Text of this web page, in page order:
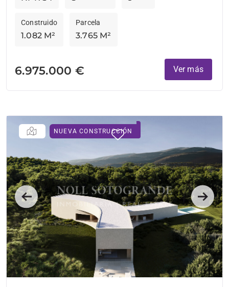
1.082 M²
Construido
3.765 M²
Parcela
6.975.000 € Ver más
NUEVA CONSTRUCCIÓN
Previous Next